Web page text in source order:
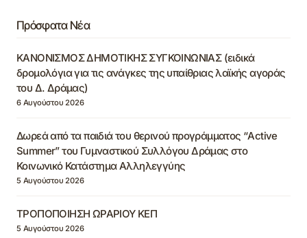
Πρόσφατα Νέα
ΚΑΝΟΝΙΣΜΟΣ ΔΗΜΟΤΙΚΗΣ ΣΥΓΚΟΙΝΩΝΙΑΣ (ειδικά
δρομολόγια για τις ανάγκες της υπαίθριας λαϊκής αγοράς
του Δ. Δράμας)
6 Αυγούστου 2026
Δωρεά από τα παιδιά του θερινού προγράμματος “Active
Summer” του Γυμναστικού Συλλόγου Δράμας στο
Κοινωνικό Κατάστημα Αλληλεγγύης
5 Αυγούστου 2026
ΤΡΟΠΟΠΟΙΗΣΗ ΩΡΑΡΙΟΥ ΚΕΠ
5 Αυγούστου 2026